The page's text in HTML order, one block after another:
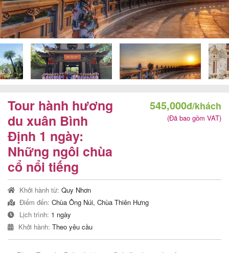
Tour
Phú
Yên
Tour
trong
nước
Combo
Quy
Nhơn
Tour hành hương
du xuân Bình
Định 1 ngày:
Những ngôi chùa
cổ nổi tiếng
545,000đ/khách
(Đã bao gồm VAT)
Khởi hành từ: Quy Nhơn
Điểm đến: Chùa Ông Núi, Chùa Thiên Hưng
Lịch trình: 1 ngày
Khởi hành: Theo yêu cầu